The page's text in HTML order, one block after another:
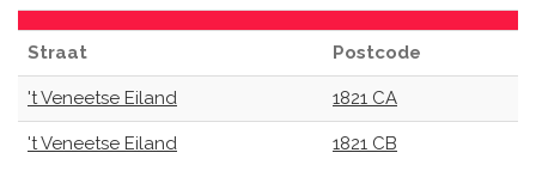
Straat Postcode
't Veneetse Eiland 1821 CA
't Veneetse Eiland 1821 CB